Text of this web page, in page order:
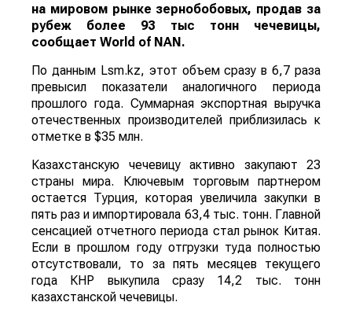
на мировом рынке зернобобовых, продав за
рубеж более 93 тыс тонн чечевицы,
сообщает World of NAN .
По данным Lsm.kz, этот объем сразу в 6,7 раза
превысил показатели аналогичного периода
прошлого года. Суммарная экспортная выручка
отечественных производителей приблизилась к
отметке в $35 млн.
Казахстанскую чечевицу активно закупают 23
страны мира. Ключевым торговым партнером
остается Турция, которая увеличила закупки в
пять раз и импортировала 63,4 тыс. тонн. Главной
сенсацией отчетного периода стал рынок Китая.
Если в прошлом году отгрузки туда полностью
отсутствовали, то за пять месяцев текущего
года КНР выкупила сразу 14,2 тыс. тонн
казахстанской чечевицы.